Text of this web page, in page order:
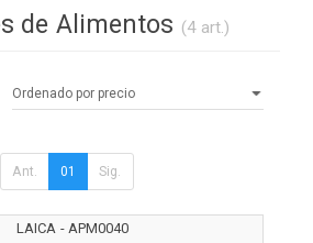
de Alimentos (4 art.)
Ant. 01 Sig.
LAICA - APM0040